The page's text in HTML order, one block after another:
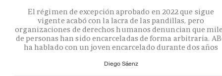
El régimen de excepción aprobado en 2022 que sigue
vigente acabó con la lacra de las pandillas, pero
organizaciones de derechos humanos denuncian que
de personas han sido encarceladas de forma arbitraria.
ha hablado con un joven encarcelado durante dos años
Diego Sáenz